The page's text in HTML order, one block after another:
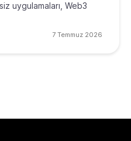
uygulamaları, Web3
7 Temmuz 2026